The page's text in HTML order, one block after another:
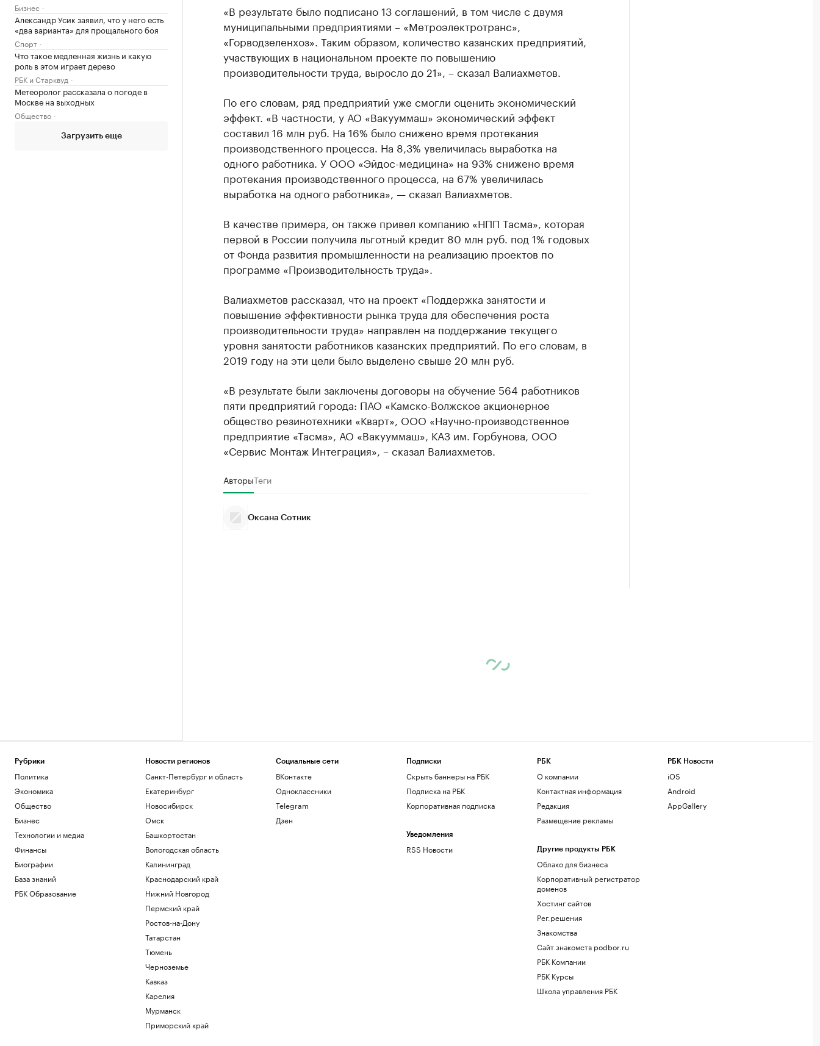
Бизнес
Александр Усик заявил, что у него есть
«два варианта» для прощального боя
Спорт
Что такое медленная жизнь и какую
роль в этом играет дерево
РБК и Старквуд
Метеоролог рассказала о погоде в
Москве на выходных
Общество
Загрузить еще
«В результате было подписано 13 соглашений, в том числе с двумя
муниципальными предприятиями – «Метроэлектротранс»,
«Горводзеленхоз». Таким образом, количество казанских предприятий,
участвующих в национальном проекте по повышению
производительности труда, выросло до 21», – сказал Валиахметов.
По его словам, ряд предприятий уже смогли оценить экономический
эффект. «В частности, у АО «Вакууммаш» экономический эффект
составил 16 млн руб. На 16% было снижено время протекания
производственного процесса. На 8,3% увеличилась выработка на
одного работника. У ООО «Эйдос-медицина» на 93% снижено время
протекания производственного процесса, на 67% увеличилась
выработка на одного работника», — сказал Валиахметов.
В качестве примера, он также привел компанию «НПП Тасма», которая
первой в России получила льготный кредит 80 млн руб. под 1% годовых
от Фонда развития промышленности на реализацию проектов по
программе «Производительность труда».
Валиахметов рассказал, что на проект «Поддержка занятости и
повышение эффективности рынка труда для обеспечения роста
производительности труда» направлен на поддержание текущего
уровня занятости работников казанских предприятий. По его словам, в
2019 году на эти цели было выделено свыше 20 млн руб.
«В результате были заключены договоры на обучение 564 работников
пяти предприятий города: ПАО «Камско-Волжское акционерное
общество резинотехники «Кварт», ООО «Научно-производственное
предприятие «Тасма», АО «Вакууммаш», КАЗ им. Горбунова, ООО
«Сервис Монтаж Интеграция», – сказал Валиахметов.
АвторыТеги
Оксана Сотник
Рубрики
Политика
Экономика
Общество
Бизнес
Технологии и медиа
Финансы
Биографии
База знаний
РБК Образование
Новости регионов
Санкт-Петербург и область
Екатеринбург
Новосибирск
Омск
Башкортостан
Вологодская область
Калининград
Краснодарский край
Нижний Новгород
Пермский край
Ростов-на-Дону
Татарстан
Тюмень
Черноземье
Кавказ
Карелия
Мурманск
Приморский край
Социальные сети
ВКонтакте
Одноклассники
Telegram
Дзен
Подписки
Скрыть баннеры на РБК
Подписка на РБК
Корпоративная подписка
Уведомления
RSS Новости
РБК
О компании
Контактная информация
Редакция
Размещение рекламы
Другие продукты РБК
Облако для бизнеса
Корпоративный регистратор
доменов
Хостинг сайтов
Рег.решения
Знакомства
Сайт знакомств podbor.ru
РБК Компании
РБК Курсы
Школа управления РБК
РБК Новости
iOS
Android
AppGallery